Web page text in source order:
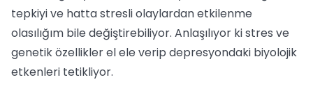
tepkiyi ve hatta stresli olaylardan etkilenme
olasılığım bile değiştirebiliyor. Anlaşılıyor ki stres ve
genetik özellikler el ele verip depresyondaki biyolojik
etkenle­ri tetikliyor.